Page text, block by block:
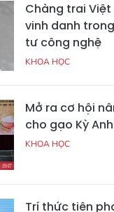
Chàng trai
vinh danh
tư công nghệ
KHOA HỌC
Mở ra cơ hội
cho gạo Kỳ
KHOA HỌC
Trí thức tiên